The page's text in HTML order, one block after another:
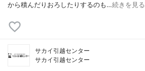
から積んだりおろしたりするのも…続きを見る
サカイ引越センター
サカイ引越センター